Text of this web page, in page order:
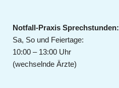
Notfall-Praxis Sprechstunden:
Sa, So und Feiertage:
10:00 – 13:00 Uhr
(wechselnde Ärzte)